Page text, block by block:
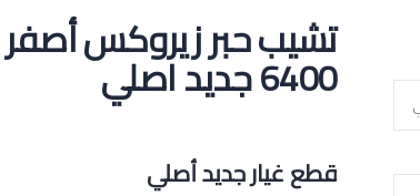
تشيب حبر زيروكس أصفر
6400 جديد اصلي
قطع غيار جديد أصلي